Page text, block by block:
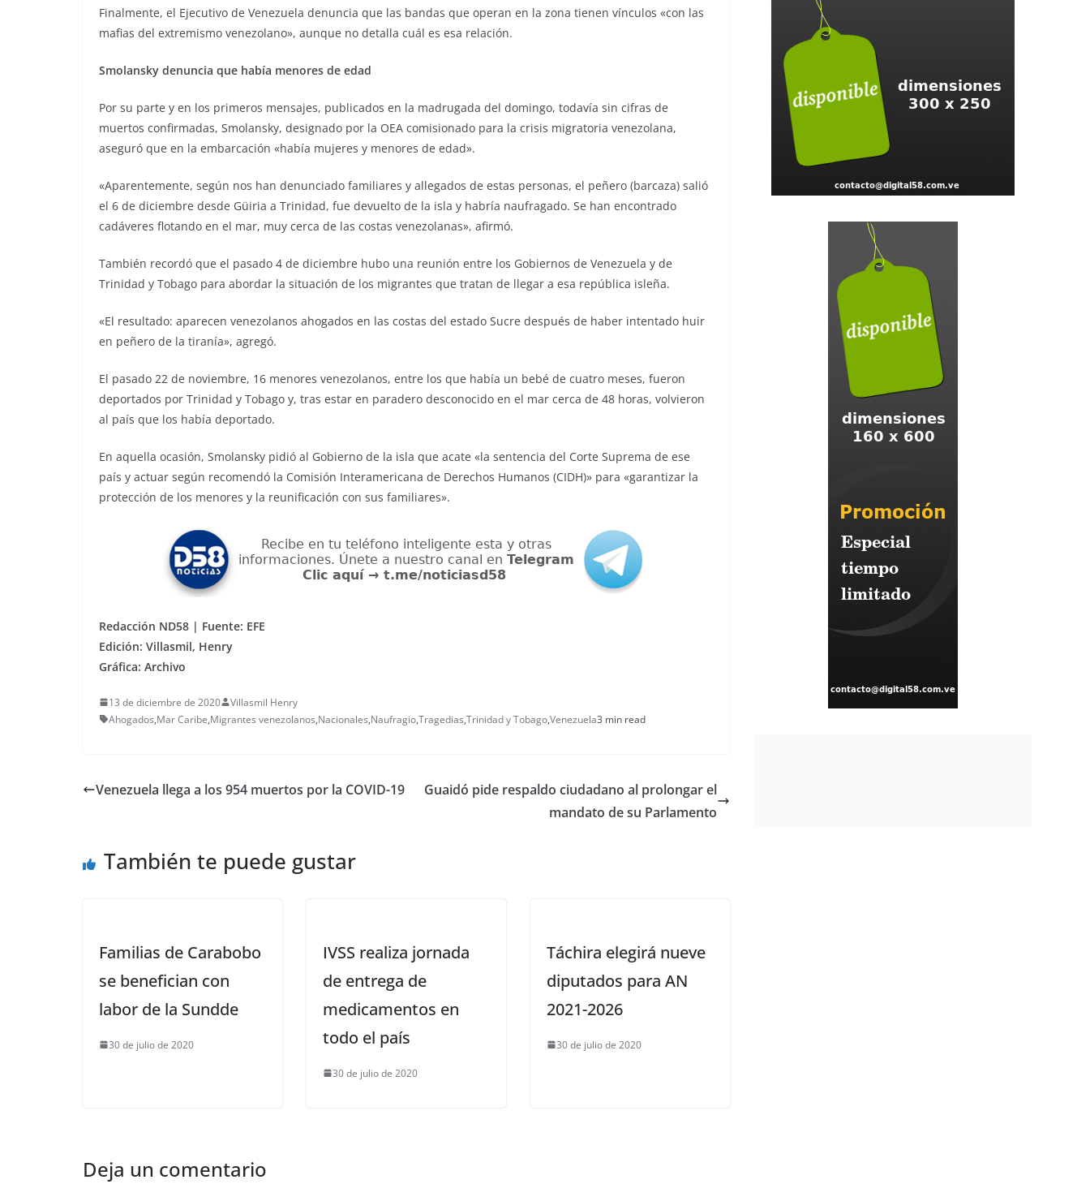
Finalmente, el Ejecutivo de Venezuela denuncia que las bandas que operan en la zona tienen vínculos «con las
mafias del extremismo venezolano», aunque no detalla cuál es esa relación.
Smolansky denuncia que había menores de edad
Por su parte y en los primeros mensajes, publicados en la madrugada del domingo, todavía sin cifras de
muertos confirmadas, Smolansky, designado por la OEA comisionado para la crisis migratoria venezolana,
aseguró que en la embarcación «había mujeres y menores de edad».
«Aparentemente, según nos han denunciado familiares y allegados de estas personas, el peñero (barcaza) salió
el 6 de diciembre desde Güiria a Trinidad, fue devuelto de la isla y habría naufragado. Se han encontrado
cadáveres flotando en el mar, muy cerca de las costas venezolanas», afirmó.
También recordó que el pasado 4 de diciembre hubo una reunión entre los Gobiernos de Venezuela y de
Trinidad y Tobago para abordar la situación de los migrantes que tratan de llegar a esa república isleña.
«El resultado: aparecen venezolanos ahogados en las costas del estado Sucre después de haber intentado huir
en peñero de la tiranía», agregó.
El pasado 22 de noviembre, 16 menores venezolanos, entre los que había un bebé de cuatro meses, fueron
deportados por Trinidad y Tobago y, tras estar en paradero desconocido en el mar cerca de 48 horas, volvieron
al país que los había deportado.
En aquella ocasión, Smolansky pidió al Gobierno de la isla que acate «la sentencia del Corte Suprema de ese
país y actuar según recomendó la Comisión Interamericana de Derechos Humanos (CIDH)» para «garantizar la
protección de los menores y la reunificación con sus familiares».
Redacción ND58 | Fuente: EFE
Edición: Villasmil, Henry
Gráfica: Archivo
13 de diciembre de 2020
Villasmil Henry
Ahogados,Mar Caribe,Migrantes venezolanos,Nacionales,Naufragio,Tragedias,Trinidad y Tobago,Venezuela3 min read
Venezuela llega a los 954 muertos por la COVID-19
Guaidó pide respaldo ciudadano al prolongar el
mandato de su Parlamento
También te puede gustar
Familias de Carabobo
se benefician con
labor de la Sundde
30 de julio de 2020
IVSS realiza jornada
de entrega de
medicamentos en
todo el país
30 de julio de 2020
Táchira elegirá nueve
diputados para AN
2021-2026
30 de julio de 2020
Deja un comentario